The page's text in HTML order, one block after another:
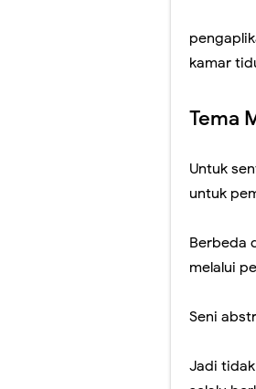
kamar
Tema
Untuk
untuk
Berbeda
melalui
Seni
Jadi